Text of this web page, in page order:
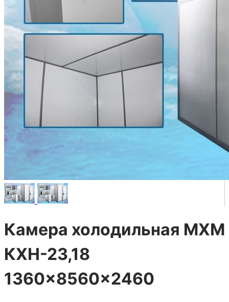
Камера холодильная МХМ
КХН-23,18
1360×8560×2460